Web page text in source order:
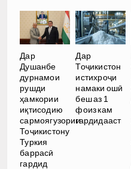
Дар
Душанбе
дурнамои
рушди
ҳамкории
иқтисодию
сармоягузории
Тоҷикистону
Туркия
баррасӣ
гардид
Дар
Тоҷикистон
истихроҷи
намаки ошӣ
беш аз 1
фоиз кам
гардидааст